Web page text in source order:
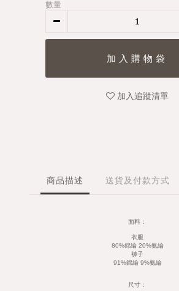
數量
加入追蹤清單
商品描述 送貨及付款方式
面料：
衣服
80%錦綸 20%氨綸
褲子
91%錦綸 9%氨綸
尺寸：